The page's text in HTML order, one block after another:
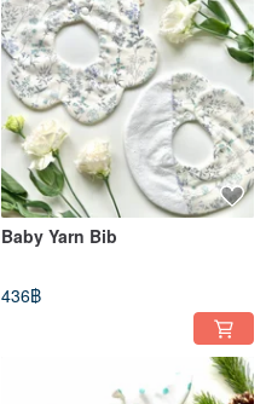
Baby Yarn Bib
436฿